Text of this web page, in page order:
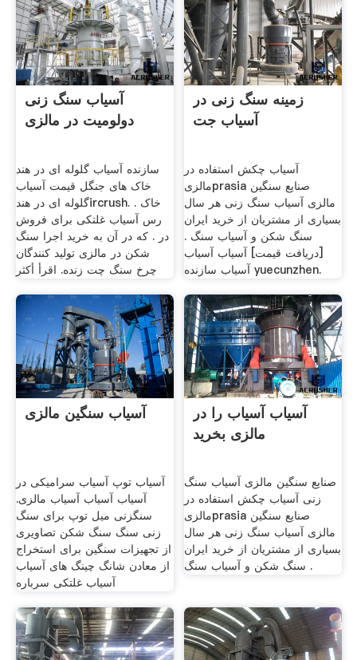
آسیاب سنگ زنی
دولومیت در مالزی
سازنده آسیاب گلوله ای در هند
خاک های جنگل قیمت آسیاب
گلوله ای در هندircrush. . خاک
رس آسیاب غلتکی برای فروش
در . که در آن به خرید اجرا سنگ
شکن در مالزی تولید کنندگان
چرخ سنگ چت زنده. اقرأ أكثر
زمینه سنگ زنی در
آسیاب جت
آسیاب چکش استفاده در
مالزیprasia صنایع سنگین
مالزی آسیاب سنگ زنی هر سال
بسیاری از مشتریان از خرید ایران
سنگ شکن و آسیاب سنگ .
[دریافت قیمت] آسیاب آسیاب
آسیاب سازنده yuecunzhen.
آسیاب سنگین مالزی
آسیاب توپ آسیاب سرامیکی در
آسیاب آسیاب آسیاب مالزی.
سنگزنی میل توپ برای سنگ
زنی سنگ سنگ شکن تصاویری
از تجهیزات سنگین برای استخراج
از معادن شانگ چینگ های آسیاب
آسیاب غلتکی سرباره
آسیاب آسیاب را در
مالزی بخرید
صنایع سنگین مالزی آسیاب سنگ
زنی آسیاب چکش استفاده در
مالزیprasia صنایع سنگین
مالزی آسیاب سنگ زنی هر سال
بسیاری از مشتریان از خرید ایران
سنگ شکن و آسیاب سنگ .